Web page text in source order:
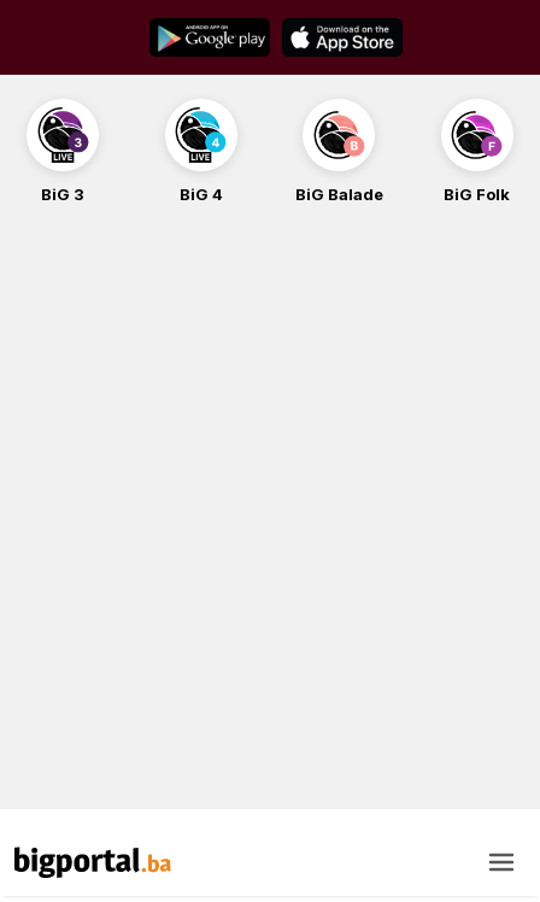
content
BiG 3 BiG 4 BiG Balade BiG Folk